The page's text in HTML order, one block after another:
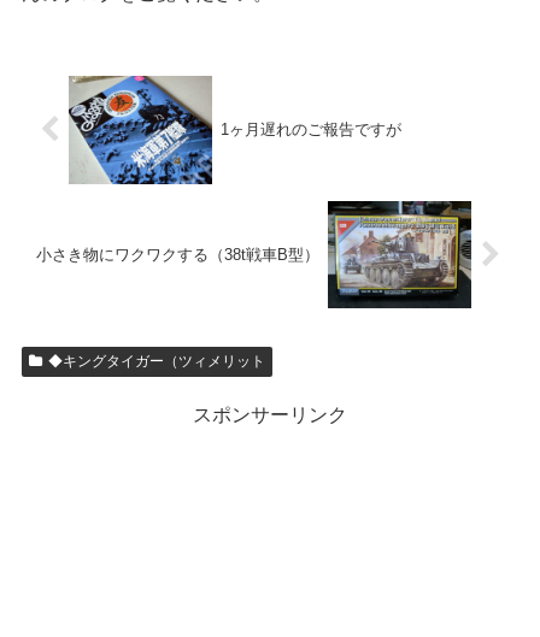
1ヶ月遅れのご報告ですが
小さき物にワクワクする（38t戦車B型）
◆キングタイガー（ツィメリット
スポンサーリンク